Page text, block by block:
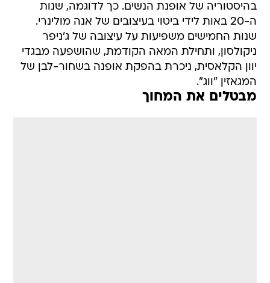
בהיסטוריה של אופנת הנשים. כך לדוגמה, שנות
ה-20 באות לידי ביטוי בעיצובים של אנה מולינרי.
שנות החמישים משפיעות על עיצובה של ג'ניפר
ניקולסון, ותחילת המאה הקודמת, שהושפעה מבגדי
יוון הקלאסית, ניכרת בהפקת אופנה בשחור-לבן של
המגאזין "ווג".
מבטלים את המחוך